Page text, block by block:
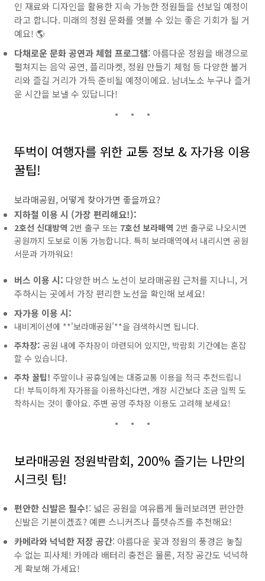
인 재료와 디자인을 활용한 지속 가능한 정원들을 선보일 예정이
라고 합니다. 미래의 정원 문화를 엿볼 수 있는 좋은 기회가 될 거
예요! 🌎
다채로운 문화 공연과 체험 프로그램: 아름다운 정원을 배경으로
펼쳐지는 음악 공연, 플리마켓, 정원 만들기 체험 등 다양한 볼거
리와 즐길 거리가 가득 준비될 예정이에요. 남녀노소 누구나 즐거
운 시간을 보낼 수 있답니다!
뚜벅이 여행자를 위한 교통 정보 & 자가용 이용
꿀팁!
보라매공원, 어떻게 찾아가면 좋을까요?
지하철 이용 시 (가장 편리해요!):
2호선 신대방역 2번 출구 또는 7호선 보라매역 2번 출구로 나오시면
공원까지 도보로 이동 가능합니다. 특히 보라매역에서 내리시면 공원
서문과 가까워요!
버스 이용 시: 다양한 버스 노선이 보라매공원 근처를 지나니, 거
주하시는 곳에서 가장 편리한 노선을 확인해 보세요!
자가용 이용 시:
내비게이션에 **'보라매공원'**을 검색하시면 됩니다.
주차장: 공원 내에 주차장이 마련되어 있지만, 박람회 기간에는 혼잡
할 수 있습니다.
주차 꿀팁! 주말이나 공휴일에는 대중교통 이용을 적극 추천드립니
다! 부득이하게 자가용을 이용하신다면, 개장 시간보다 조금 일찍 도
착하시는 것이 좋아요. 주변 공영 주차장 이용도 고려해 보세요!
보라매공원 정원박람회, 200% 즐기는 나만의
시크릿 팁!
편안한 신발은 필수!: 넓은 공원을 여유롭게 둘러보려면 편안한
신발은 기본이겠죠? 예쁜 스니커즈나 플랫슈즈를 추천해요!
카메라와 넉넉한 저장 공간: 아름다운 꽃과 정원의 풍경은 놓칠
수 없는 피사체! 카메라 배터리 충전은 물론, 저장 공간도 넉넉하
게 확보해 가세요!